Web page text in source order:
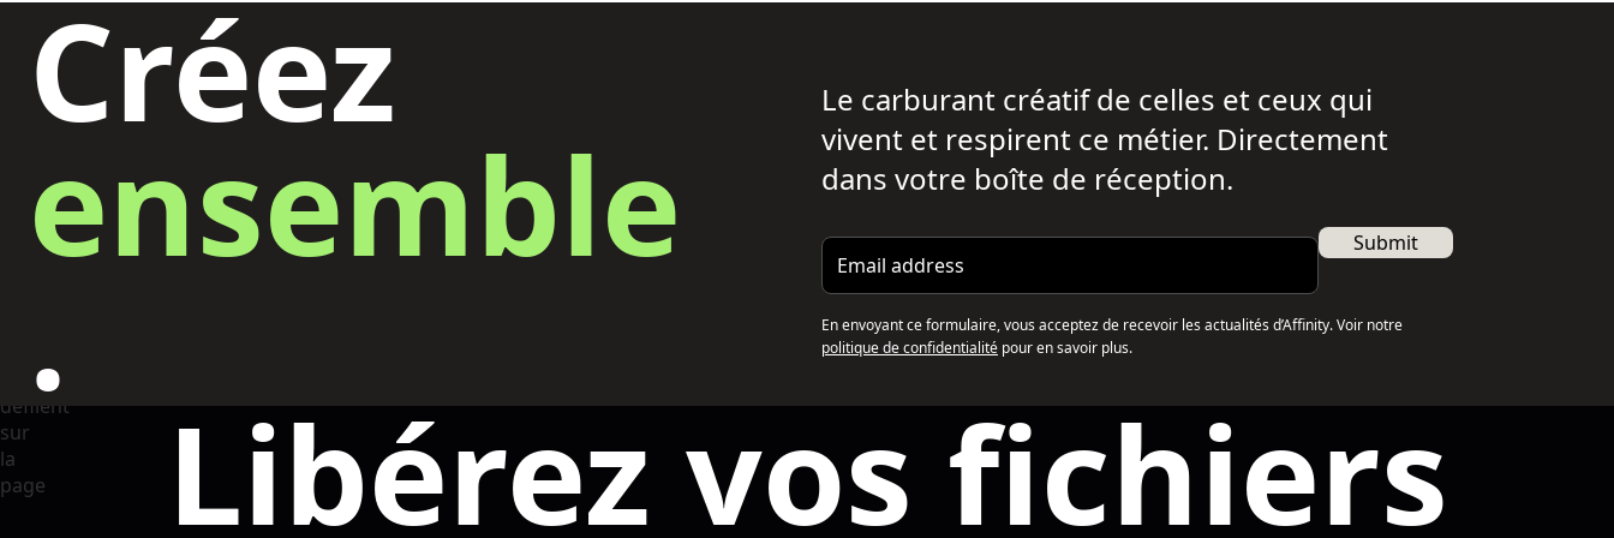
Créez
ensemble
.
Le carburant créatif de celles et ceux qui
vivent et respirent ce métier. Directement
dans votre boîte de réception.
Email address Submit
En envoyant ce formulaire, vous acceptez de recevoir les actualités d’Affinity. Voir notre
politique de confidentialité pour en savoir plus.
Libérez vos fichiers